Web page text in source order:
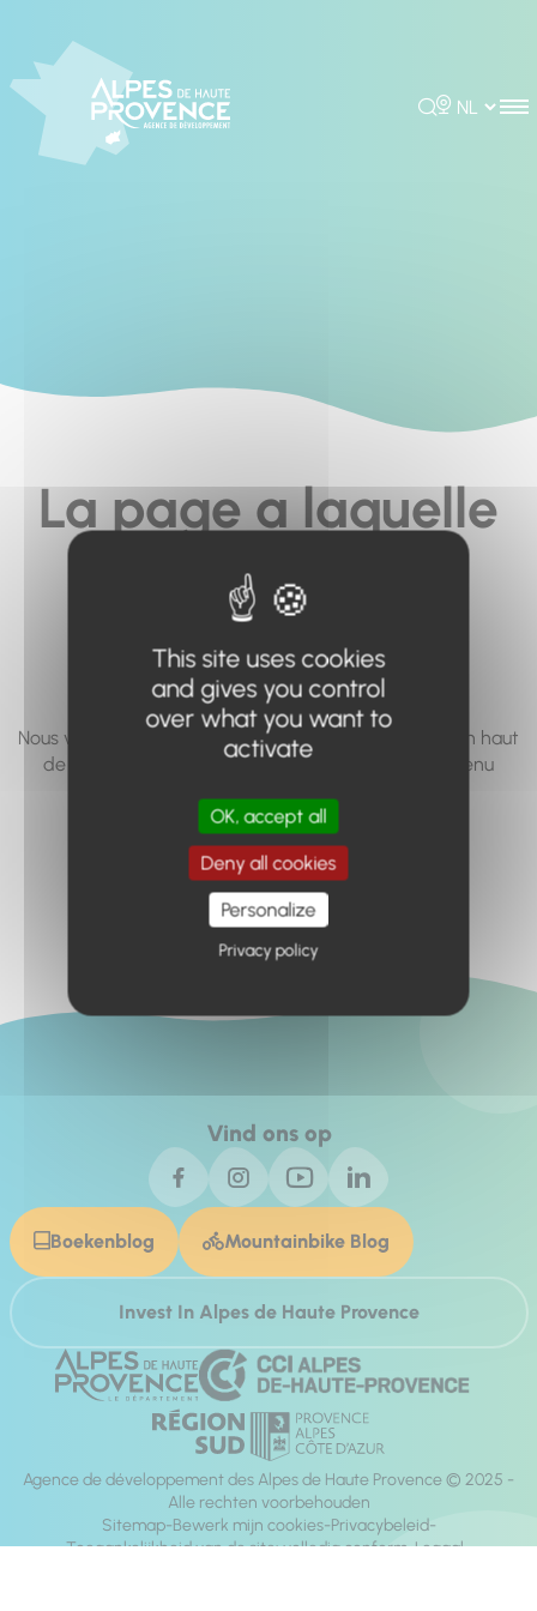
Rechercher
Choisir la
La page a laquelle
vous cherchez à
accéder n'existe
pas... ou plus.
Nous vous invitons à utiliser le moteur de recherche en haut
de page, ou à utiliser le menu pour trouver le contenu
Retour à l'accueil
Vind ons op
Boekenblog Mountainbike Blog
Invest In Alpes de Haute Provence
Agence de développement des Alpes de Haute Provence © 2025 -
Alle rechten voorbehouden
Sitemap Bewerk mijn cookies Privacybeleid
Toegankelijkheid van de site: volledig conform Legaal
This site uses cookies
and gives you control
over what you want to
activate
OK, accept all
Deny all cookies
Personalize
Privacy policy